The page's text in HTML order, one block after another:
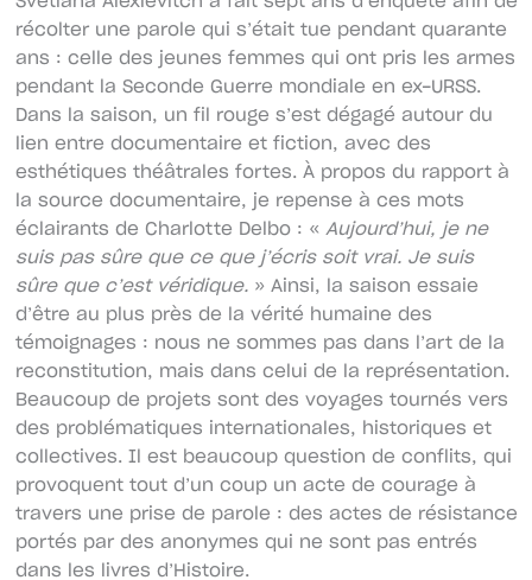
récolter une parole qui s’était tue pendant quarante
ans : celle des jeunes femmes qui ont pris les armes
pendant la Seconde Guerre mondiale en ex-URSS.
Dans la saison, un fil rouge s’est dégagé autour du
lien entre documentaire et fiction, avec des
esthétiques théâtrales fortes. À propos du rapport à
la source documentaire, je repense à ces mots
éclairants de Charlotte Delbo : « Aujourd’hui, je ne
suis pas sûre que ce que j’écris soit vrai. Je suis
sûre que c’est véridique.» Ainsi, la saison essaie
d’être au plus près de la vérité humaine des
témoignages : nous ne sommes pas dans l’art de la
reconstitution, mais dans celui de la représentation.
Beaucoup de projets sont des voyages tournés vers
des problématiques internationales, historiques et
collectives. Il est beaucoup question de conflits, qui
provoquent tout d’un coup un acte de courage à
travers une prise de parole : des actes de résistance
portés par des anonymes qui ne sont pas entrés
dans les livres d’Histoire.